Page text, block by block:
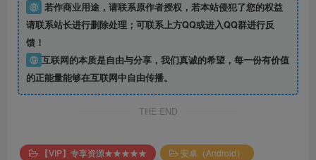
⑧ 若作商业用途，请联系原作者授权，若本站侵犯了您的权益
请联系站长进行删除处理；可联系上方QQ或进入QQ群进行反
馈！
⑨ 互联网的本质是自由与分享，我们真诚的希望，每一份有价值
的正能量能够在互联网中自由传播。
THE END
【VIP】专享资源★★★★★
安卓（Android）